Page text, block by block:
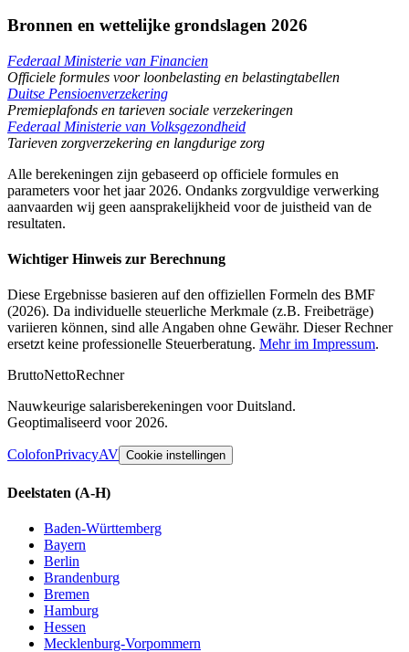
Bronnen en wettelijke grondslagen 2026
Federaal Ministerie van Financien
Officiele formules voor loonbelasting en belastingtabellen
Duitse Pensioenverzekering
Premieplafonds en tarieven sociale verzekeringen
Federaal Ministerie van Volksgezondheid
Tarieven zorgverzekering en langdurige zorg
Alle berekeningen zijn gebaseerd op officiele formules en
parameters voor het jaar 2026. Ondanks zorgvuldige verwerking
aanvaarden wij geen aansprakelijkheid voor de juistheid van de
resultaten.
Wichtiger Hinweis zur Berechnung
Diese Ergebnisse basieren auf den offiziellen Formeln des BMF
(2026). Da individuelle steuerliche Merkmale (z.B. Freibeträge)
variieren können, sind alle Angaben ohne Gewähr. Dieser Rechner
ersetzt keine professionelle Steuerberatung. Mehr im Impressum.
BruttoNettoRechner
Nauwkeurige salarisberekeningen voor Duitsland.
Geoptimaliseerd voor 2026.
ColofonPrivacyAV Cookie instellingen
Deelstaten (A-H)
Baden-Württemberg
Bayern
Berlin
Brandenburg
Bremen
Hamburg
Hessen
Mecklenburg-Vorpommern